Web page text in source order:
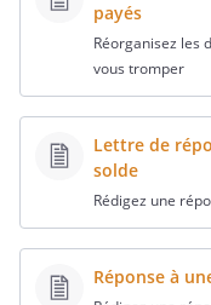
payés
Réorganisez les
vous tromper
Lettre de
solde
Rédigez une
Réponse à